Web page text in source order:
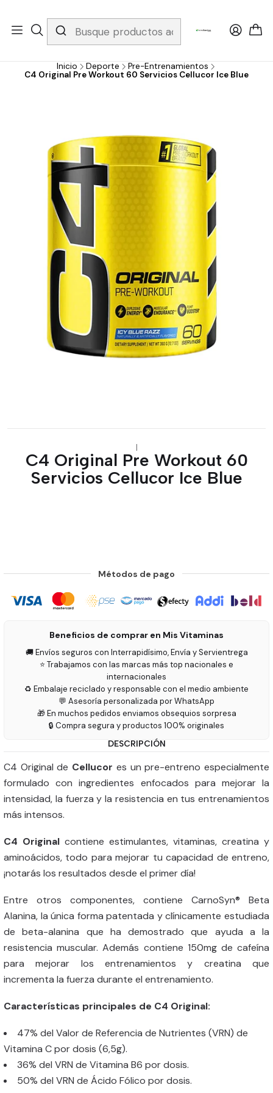
Whatsapp 3229079958/ Fijo 6019251796 / Envios a todo el país y
gratis apartir de 199.000!
Inicio Deporte
Pre-Entrenamientos
C4 Original Pre Workout 60 Servicios Cellucor Ice Blue
|
C4 Original Pre Workout 60
Servicios Cellucor Ice Blue
Métodos de pago
Beneficios de comprar en Mis Vitaminas
🚚 Envíos seguros con Interrapidísimo, Envía y Servientrega
⭐ Trabajamos con las marcas más top nacionales e
internacionales
♻️ Embalaje reciclado y responsable con el medio ambiente
💬 Asesoría personalizada por WhatsApp
🎁 En muchos pedidos enviamos obsequios sorpresa
🔒 Compra segura y productos 100% originales
DESCRIPCIÓN
C4 Original de Cellucor es un pre-entreno especialmente
formulado con ingredientes enfocados para mejorar la
intensidad, la fuerza y la resistencia en tus entrenamientos
más intensos.
C4 Original contiene estimulantes, vitaminas, creatina y
aminoácidos, todo para mejorar tu capacidad de entreno,
¡notarás los resultados desde el primer día!
Entre otros componentes, contiene CarnoSyn® Beta
Alanina, la única forma patentada y clínicamente estudiada
de beta-alanina que ha demostrado que ayuda a la
resistencia muscular. Además contiene 150mg de cafeína
para mejorar los entrenamientos y creatina que
incrementa la fuerza durante el entrenamiento.
Características principales de C4 Original:
47% del Valor de Referencia de Nutrientes (VRN) de
Vitamina C por dosis (6,5g).
36% del VRN de Vitamina B6 por dosis.
50% del VRN de Ácido Fólico por dosis.